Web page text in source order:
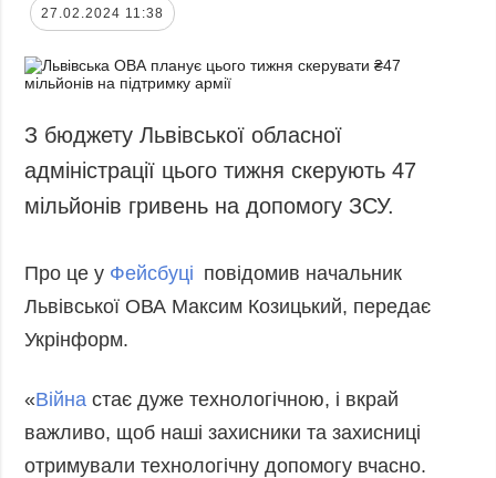
Економіка
Фактчеки
Світ
Регіони
Суcпільcтво
Культура
Спорт
Правила
протидія
корупції
та захисту
персональних
РЕДАКЦІЙНИЙ
КОДЕКС
Розсилки
27.02.2024 11:38
З бюджету Львівської обласної
адміністрації цього тижня скерують 47
мільйонів гривень на допомогу ЗСУ.
Про це у Фейсбуці повідомив начальник
Львівської ОВА Максим Козицький, передає
Укрінформ.
«Війна стає дуже технологічною, і вкрай
важливо, щоб наші захисники та захисниці
отримували технологічну допомогу вчасно.